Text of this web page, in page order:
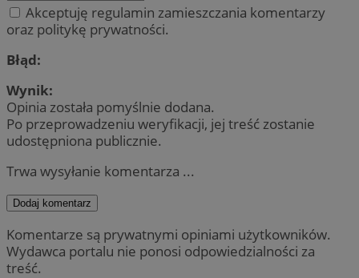
Akceptuję regulamin zamieszczania komentarzy
oraz politykę prywatności.
Błąd:
Wynik:
Opinia została pomyślnie dodana.
Po przeprowadzeniu weryfikacji, jej treść zostanie
udostępniona publicznie.
Trwa wysyłanie komentarza ...
Dodaj komentarz
Komentarze są prywatnymi opiniami użytkowników.
Wydawca portalu nie ponosi odpowiedzialności za
treść.